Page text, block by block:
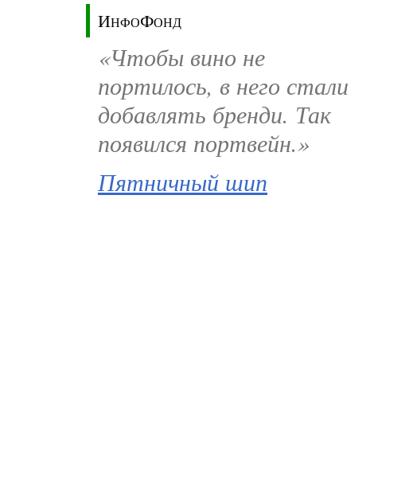
ИнфоФонд
«Чтобы вино не
портилось, в него стали
добавлять бренди. Так
появился портвейн.»
Пятничный шип